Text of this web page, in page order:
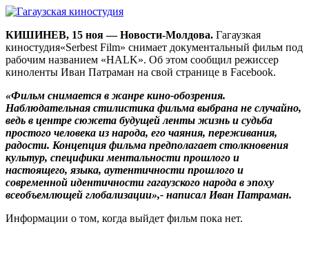
КИШИНЕВ, 15 ноя — Новости-Молдова. Гагаузкая
киностудия«Serbest Film» снимает документальный фильм под
рабочим названием «HALK». Об этом сообщил режиссер
киноленты Иван Патраман на свой странице в Facebook.
«‎Фильм снимается в жанре кино-обозрения.
Наблюдательная стилистика фильма выбрана не случайно,
ведь в центре сюжета будущей ленты жизнь и судьба
простого человека из народа, его чаяния, переживания,
радости. Концепция фильма предполагает столкновения
культур, специфики ментальности прошлого и
настоящего, языка, аутентичности прошлого и
современной идентичности гагаузского народа в эпоху
всеобъемлющей глобализации»,- написал Иван Патраман.
Информации о том, когда выйдет фильм пока нет.